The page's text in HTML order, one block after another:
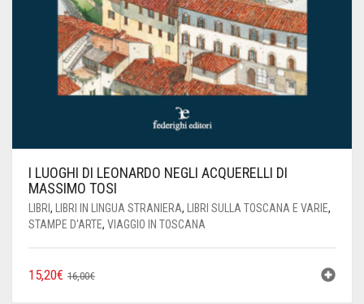
I LUOGHI DI LEONARDO NEGLI ACQUERELLI DI
MASSIMO TOSI
LIBRI , LIBRI IN LINGUA STRANIERA, LIBRI SULLA TOSCANA E VARIE,
STAMPE D'ARTE, VIAGGIO IN TOSCANA
16,00€IL
15,20€
IL